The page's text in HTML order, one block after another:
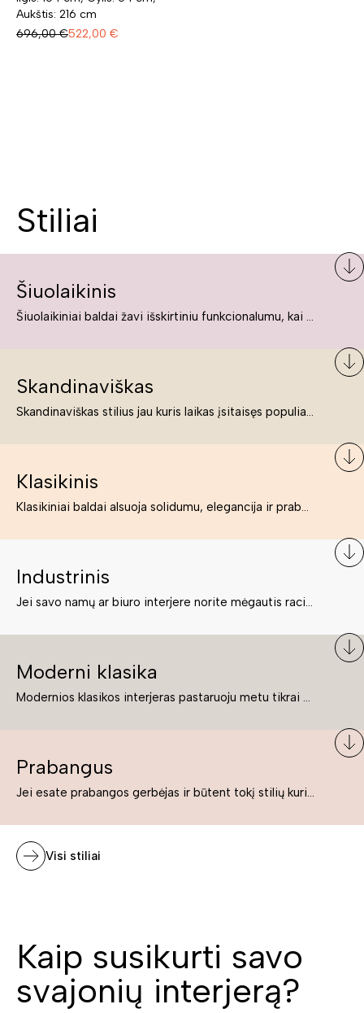
Aukštis: 216 cm
696,00 €522,00 €
Stiliai
Šiuolaikinis
Šiuolaikiniai baldai žavi išskirtiniu funkcionalumu, kai kurie jų pelnytai net pavadinami meno kūriniais, nes jie tikrai yra išskirtiniai, originalūs ir puikiai atliepiantys į šiuolaikinių žmonių poreikius bei gyvenimo būdo ypatumus.
Skandinaviškas
Skandinaviškas stilius jau kuris laikas įsitaisęs populiariausiųjų sąraše. Namai, butai labai dažnai įrengiami remiantis būtent šio stiliaus ypatumais. Dėl švelnių spalvų, praktiškumo ir estetikos jis masina tuos, kurie neabejingi šviesiem ar neutralių spalvų koloritui, paprastumui, funkcionalumui, natūralumui ir stilingai estetikai. Platų skandinaviškų baldų spektrą rasite „Deinavos baldų“ asortimente.
Klasikinis
Klasikiniai baldai alsuoja solidumu, elegancija ir prabanga. Paprastai jie būna masyvūs, kuria didybės įspūdį. Neabejotinai jie bus geriausias pasirinkimas estetiškam ir rafinuotam klasikiniam namų interjerui. Kartais klasikiniai baldai traktuojami kaip senoviniai, bet tai ne tiesa – klasika yra stilius, neišsemiama elegancija ir rafinuotumas.
Industrinis
Jei savo namų ar biuro interjere norite mėgautis racionaliai išnaudotomis erdvėmis, funkcionalumu ir esate neabejingi tamsesniam koloritui bei praktiškiems sprendimams, tuomet industrinis stilius bus būtent tai, ko Jums reikia. O industrinio stiliaus baldus išsirinksite mūsų asortimente.
Moderni klasika
Modernios klasikos interjeras pastaruoju metu tikrai yra „ant bangos“. Tie, kurie nenori pernelyg nutolti nuo klasikos, bet drauge žavisi šiuolaikiškais sprendimais, su malonumu savo namuose kuria klasikos ir modernaus interjero tandemą – elegantišką, subtilų ir žavingą.
Prabangus
Jei esate prabangos gerbėjas ir būtent tokį stilių kuriate savo namuose ar biure, tuomet solidūs, prabangūs baldai nepriekaištingai įsilies į Jūsų kuriamą interjerą.
Visi stiliai
Kaip susikurti savo
svajonių interjerą?